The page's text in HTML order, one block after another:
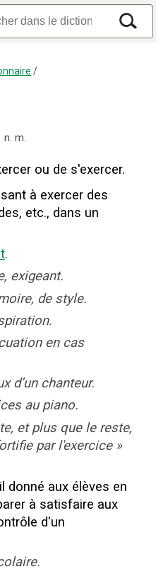
/
n. m.
ou de s'exercer.
à exercer des
etc., dans un
.
exigeant.
de style.
en cas
d’un chanteur.
au piano.
et plus que le reste,
par l'exercice »
donné aux élèves en
à satisfaire aux
d'un